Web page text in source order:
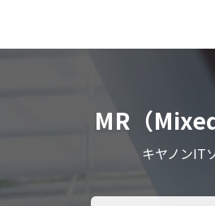
MR（
キヤノンIT